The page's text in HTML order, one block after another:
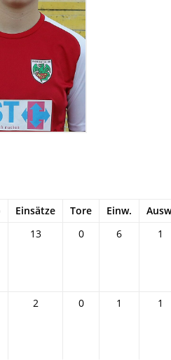
Einsätze Tore Einw.
13 0 6 1
2 0 1 1